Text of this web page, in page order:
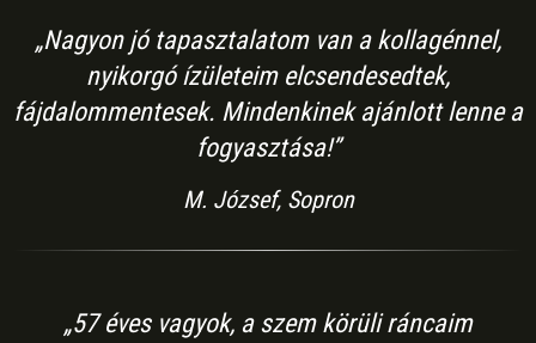
„Nagyon jó tapasztalatom van a kollagénnel,
nyikorgó ízületeim elcsendesedtek,
fájdalommentesek. Mindenkinek ajánlott lenne a
fogyasztása!”
M. József, Sopron
„57 éves vagyok, a szem körüli ráncaim